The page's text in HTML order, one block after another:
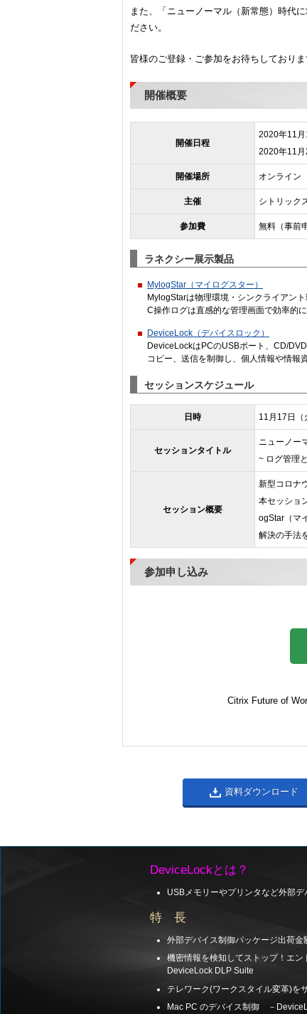
また、「ニューノーマル（新常態）時代
ださい。
皆様のご登録・ご参加をお待ちしておりま
開催概要
開催日程
2020年11
2020年11
開催場所 オンライン
主催 シトリック
参加費 無料（事前
ラネクシー展示製品
MylogStar（マイログスター）
MylogStarは物理環境・シンクライアン
C操作ログは直感的な管理画面で効率的
DeviceLock（デバイスロック）
DeviceLockはPCのUSBポート、CD/
コピー、送信を制御し、個人情報や情報
セッションスケジュール
日時 11月17日（
セッションタイトル
ニューノー
~ ログ管理
セッション概要
新型コロナ
本セッショ
ogStar（マ
解決の手法
参加申し込み
Citrix Future of
資料ダウンロード
DeviceLockとは？
USBメモリーやプリンタなど外部デ
特 長
外部デバイス制御パッケージ出荷金
機密情報を検知してストップ！エ
DeviceLock DLP Suite
テレワーク(ワークスタイル変革)を
Mac PC のデバイス制御 －